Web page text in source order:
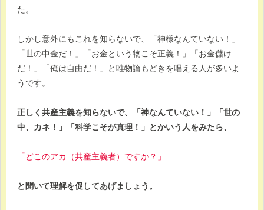
た。
しかし意外にもこれを知らないで、「神様なんていない！」
「世の中金だ！」「お金という物こそ正義！」「お金儲け
だ！」「俺は自由だ！」と唯物論もどきを唱える人が多いよ
うです。
正しく共産主義を知らないで、「神なんていない！」「世の
中、カネ！」「科学こそが真理！」とかいう人をみたら、
「どこのアカ（共産主義者）ですか？」
と聞いて理解を促してあげましょう。